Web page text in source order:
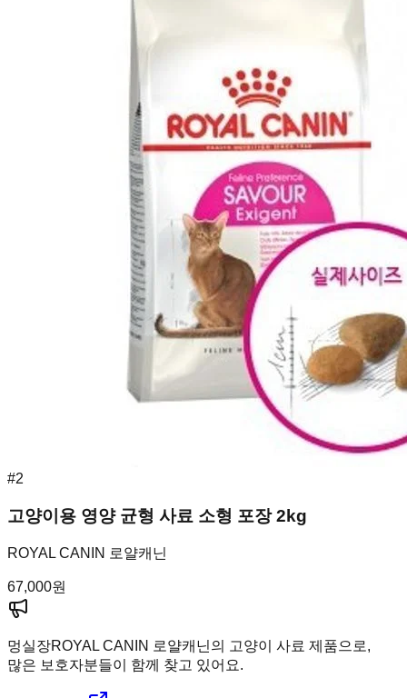
#2
고양이용 영양 균형 사료 소형 포장 2kg
ROYAL CANIN 로얄캐닌
67,000원
멍실장ROYAL CANIN 로얄캐닌의 고양이 사료 제품으로,
많은 보호자분들이 함께 찾고 있어요.